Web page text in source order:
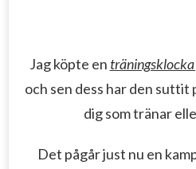
Jag köpte en
och sen dess har den
dig som tränar
Det pågår just nu en